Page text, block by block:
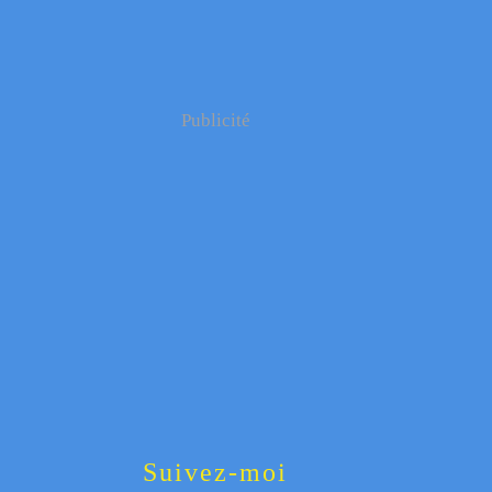
Suivez-moi
Publicité